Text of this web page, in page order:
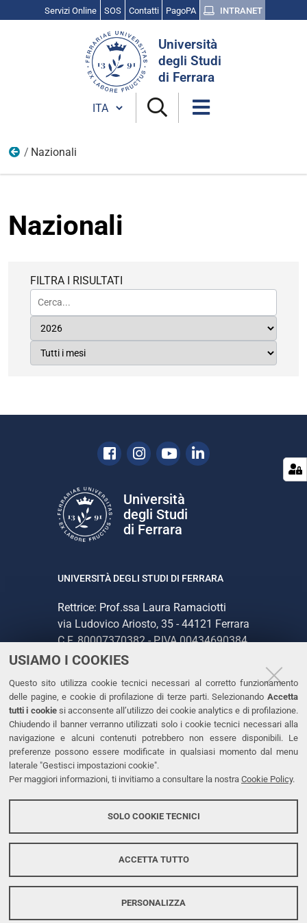
USIAMO I COOKIES
Questo sito utilizza cookie tecnici necessari al corretto funzionamento
delle pagine, e cookie di profilazione di terze parti. Selezionando Accetta
tutti i cookiesi acconsente all’utilizzo dei cookie analytics e di profilazione.
Chiudendo il banner verranno utilizzati solo i cookie tecnici necessari alla
navigazione e alcuni contenuti potrebbero non essere disponibili. Le
preferenze possono essere modificate in qualsiasi momento dal menu
laterale "Gestisci impostazioni cookie".
Per maggiori informazioni, ti invitiamo a consultare la nostra Cookie Policy.
SOLO COOKIE TECNICI
ACCETTA TUTTO
PERSONALIZZA
Servizi Online SOS Contatti PagoPA INTRANET
Università
degli Studi
di Ferrara
Cambia lingua
Studi umanistici
Nazionali
Nazionali
FILTRA I RISULTATI
Facebook
Instagram
YoutubeLinkedin
Università
degli Studi
di Ferrara
UNIVERSITÀ DEGLI STUDI DI FERRARA
Rettrice: Prof.ssa Laura Ramaciotti
via Ludovico Ariosto, 35 - 44121 Ferrara
C.F. 80007370382 - P.IVA 00434690384
CONTATTI
Tel. +39 0532 293111
Fax. +39 0532 293031
PEC
LINKS
Accessibilità
Protezione dati personali